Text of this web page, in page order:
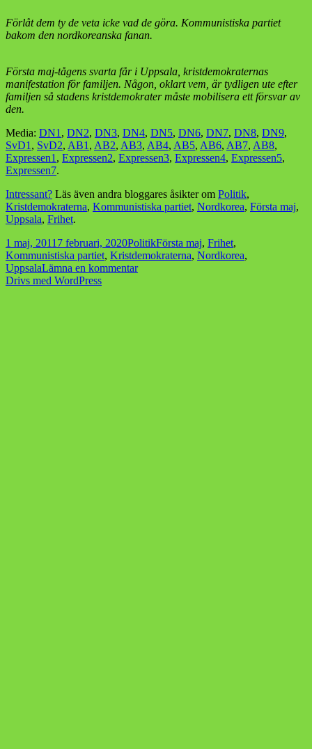
Förlåt dem ty de veta icke vad de göra. Kommunistiska partiet
bakom den nordkoreanska fanan.
Första maj-tågens svarta får i Uppsala, kristdemokraternas
manifestation för familjen. Någon, oklart vem, är tydligen ute efter
familjen så stadens kristdemokrater måste mobilisera ett försvar av
den.
Media: DN1 , DN2, DN3, DN4, DN5, DN6, DN7, DN8, DN9,
SvD1 , SvD2, AB1 , AB2, AB3, AB4, AB5, AB6, AB7, AB8,
Expressen1 , Expressen2, Expressen3, Expressen4, Expressen5,
Expressen7.
Intressant? Läs även andra bloggares åsikter om Politik,
Kristdemokraterna, Kommunistiska partiet, Nordkorea, Första maj,
Uppsala, Frihet.
Postat
1 maj, 2011 7 februari, 2020Kategorier
PolitikTaggar
Första maj, Frihet,
Kommunistiska partiet, Kristdemokraterna, Nordkorea,
UppsalaLämna en kommentartill
Drivs med WordPress